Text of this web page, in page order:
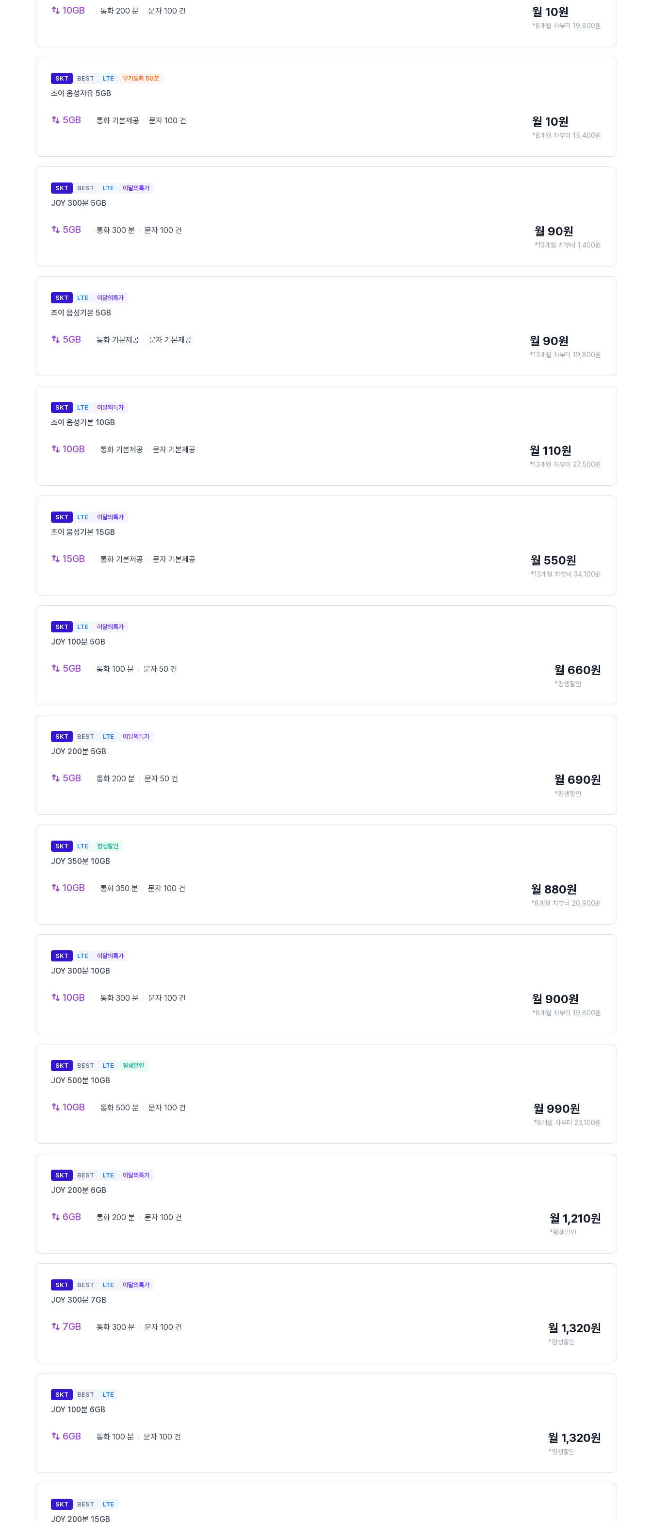
10GB 통화 200 분 문자 100 건 월 10원
*8개월 차부터 19,800원
SKT BEST LTE 부가통화 50분
조이 음성자유 5GB
5GB 통화 기본제공 문자 100 건 월 10원
*8개월 차부터 15,400원
SKT BEST LTE 이달의특가
JOY 300분 5GB
5GB 통화 300 분 문자 100 건 월 90원
*13개월 차부터 1,400원
SKT LTE 이달의특가
조이 음성기본 5GB
5GB 통화 기본제공 문자 기본제공 월 90원
*13개월 차부터 19,800원
SKT LTE 이달의특가
조이 음성기본 10GB
10GB 통화 기본제공 문자 기본제공 월 110원
*13개월 차부터 27,500원
SKT LTE 이달의특가
조이 음성기본 15GB
15GB 통화 기본제공 문자 기본제공 월 550원
*13개월 차부터 34,100원
SKT LTE 이달의특가
JOY 100분 5GB
5GB 통화 100 분 문자 50 건 월 660원
*평생할인
SKT BEST LTE 이달의특가
JOY 200분 5GB
5GB 통화 200 분 문자 50 건 월 690원
*평생할인
SKT LTE 평생할인
JOY 350분 10GB
10GB 통화 350 분 문자 100 건 월 880원
*8개월 차부터 20,900원
SKT LTE 이달의특가
JOY 300분 10GB
10GB 통화 300 분 문자 100 건 월 900원
*8개월 차부터 19,800원
SKT BEST LTE 평생할인
JOY 500분 10GB
10GB 통화 500 분 문자 100 건 월 990원
*8개월 차부터 23,100원
SKT BEST LTE 이달의특가
JOY 200분 6GB
6GB 통화 200 분 문자 100 건 월 1,210원
*평생할인
SKT BEST LTE 이달의특가
JOY 300분 7GB
7GB 통화 300 분 문자 100 건 월 1,320원
*평생할인
SKT BEST LTE
JOY 100분 6GB
6GB 통화 100 분 문자 100 건 월 1,320원
*평생할인
SKT BEST LTE
JOY 200분 15GB